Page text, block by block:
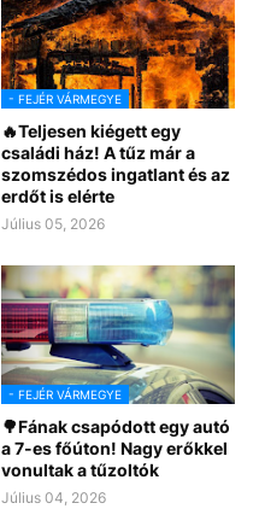
- FEJÉR VÁRMEGYE
🔥Teljesen kiégett egy
családi ház! A tűz már a
szomszédos ingatlant és az
erdőt is elérte
Július 05, 2026
- FEJÉR VÁRMEGYE
🌳Fának csapódott egy autó
a 7-es főúton! Nagy erőkkel
vonultak a tűzoltók
Július 04, 2026